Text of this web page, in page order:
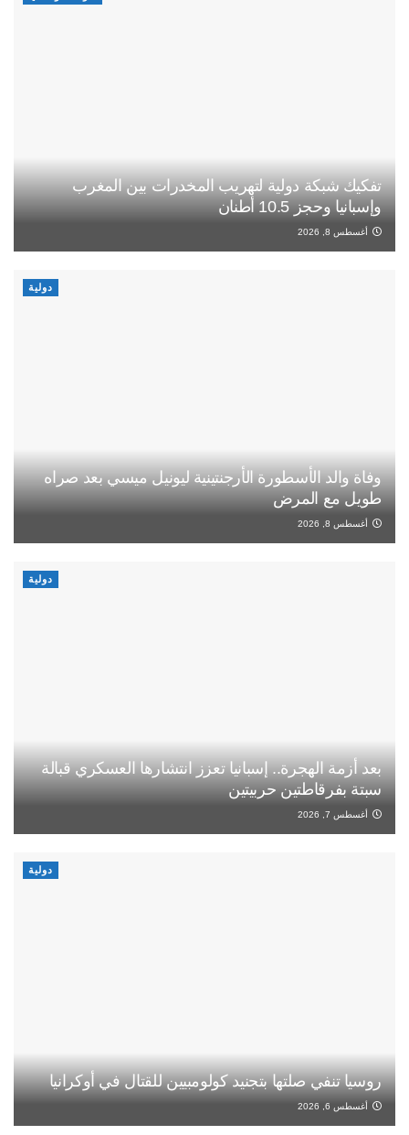
تفكيك شبكة دولية لتهريب المخدرات بين المغرب
وإسبانيا وحجز 10.5 أطنان
أغسطس 8, 2026
دولية
وفاة والد الأسطورة الأرجنتينية ليونيل ميسي بعد صراه
طويل مع المرض
أغسطس 8, 2026
دولية
بعد أزمة الهجرة.. إسبانيا تعزز انتشارها العسكري قبالة
سبتة بفرقاطتين حربيتين
أغسطس 7, 2026
دولية
روسيا تنفي صلتها بتجنيد كولومبيين للقتال في أوكرانيا
أغسطس 6, 2026